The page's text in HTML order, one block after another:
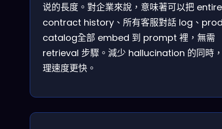
说的長度。對企業來說，意味著可以把 entire
contract history、所有客服對話 log、
catalog全部 embed 到 prompt 裡，無需
retrieval 步驟。減少 hallucination 的同時
理速度更快。